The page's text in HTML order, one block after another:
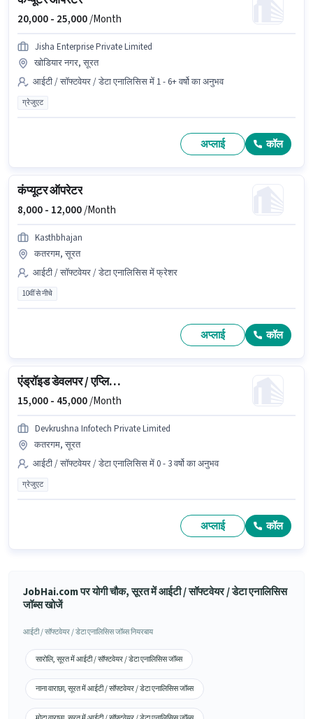
20,000 - 25,000/Month
Jisha Enterprise Private Limited
खोडियार नगर, सूरत
आईटी / सॉफ्टवेयर / डेटा एनालिसिस में 1 - 6+ वर्षो का अनुभव
ग्रेजुएट
अप्लाई कॉल
कंप्यूटर ऑपरेटर
8,000 - 12,000/Month
Kasthbhajan
कतरगम, सूरत
आईटी / सॉफ्टवेयर / डेटा एनालिसिस में फ्रेशर
10वीं से नीचे
अप्लाई कॉल
एंड्रॉइड डेवलपर / एप्लिकेशन डेवलपर
15,000 - 45,000/Month
Devkrushna Infotech Private Limited
कतरगम, सूरत
आईटी / सॉफ्टवेयर / डेटा एनालिसिस में 0 - 3 वर्षो का अनुभव
ग्रेजुएट
अप्लाई कॉल
JobHai.com पर योगी चौक, सूरत में आईटी / सॉफ्टवेयर / डेटा एनालिसिस
जॉब्स खोजें
आईटी / सॉफ्टवेयर / डेटा एनालिसिस जॉब्स नियरबाय
सारोलि, सूरत में आईटी / सॉफ्टवेयर / डेटा एनालिसिस जॉब्स
नाना वाराछा, सूरत में आईटी / सॉफ्टवेयर / डेटा एनालिसिस जॉब्स